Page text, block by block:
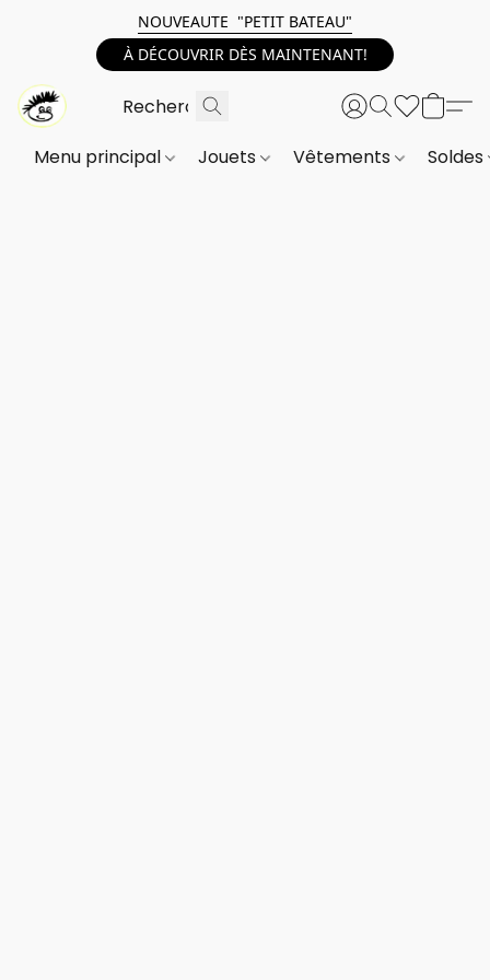
NOUVEAUTE "PETIT BATEAU"
À DÉCOUVRIR DÈS MAINTENANT!
Menu principal Jouets Vêtements Soldes